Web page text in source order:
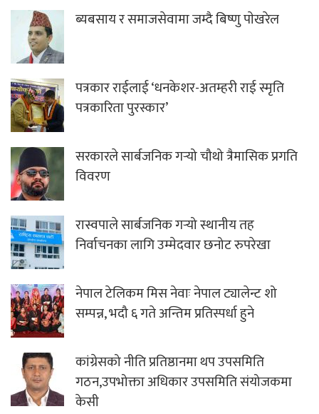
ब्यबसाय र समाजसेवामा जम्दै बिष्णु पाेखरेल
पत्रकार राईलाई ‘धनकेशर-अतम्हरी राई स्मृति
पत्रकारिता पुरस्कार’
सरकारले सार्बजनिक गर्‍यो चौथो त्रैमासिक प्रगति
विवरण
रास्वपाले सार्बजनिक गर्‍यो स्थानीय तह
निर्वाचनका लागि उम्मेदवार छनोट रुपरेखा
नेपाल टेलिकम मिस नेवाः नेपाल ट्यालेन्ट शो
सम्पन्न, भदौ ६ गते अन्तिम प्रतिस्पर्धा हुने
कांग्रेसको नीति प्रतिष्ठानमा थप उपसमिति
गठन,उपभोक्ता अधिकार उपसमिति संयोजकमा
केसी